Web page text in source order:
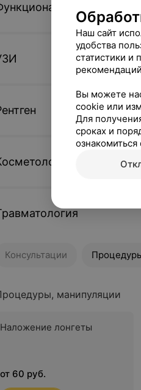
Консультации
манипуляции
Наложение лонгеты
от 60 руб.
Наш сайт
удобства
статистики и
Вы можете
cookie или
Для
сроках и